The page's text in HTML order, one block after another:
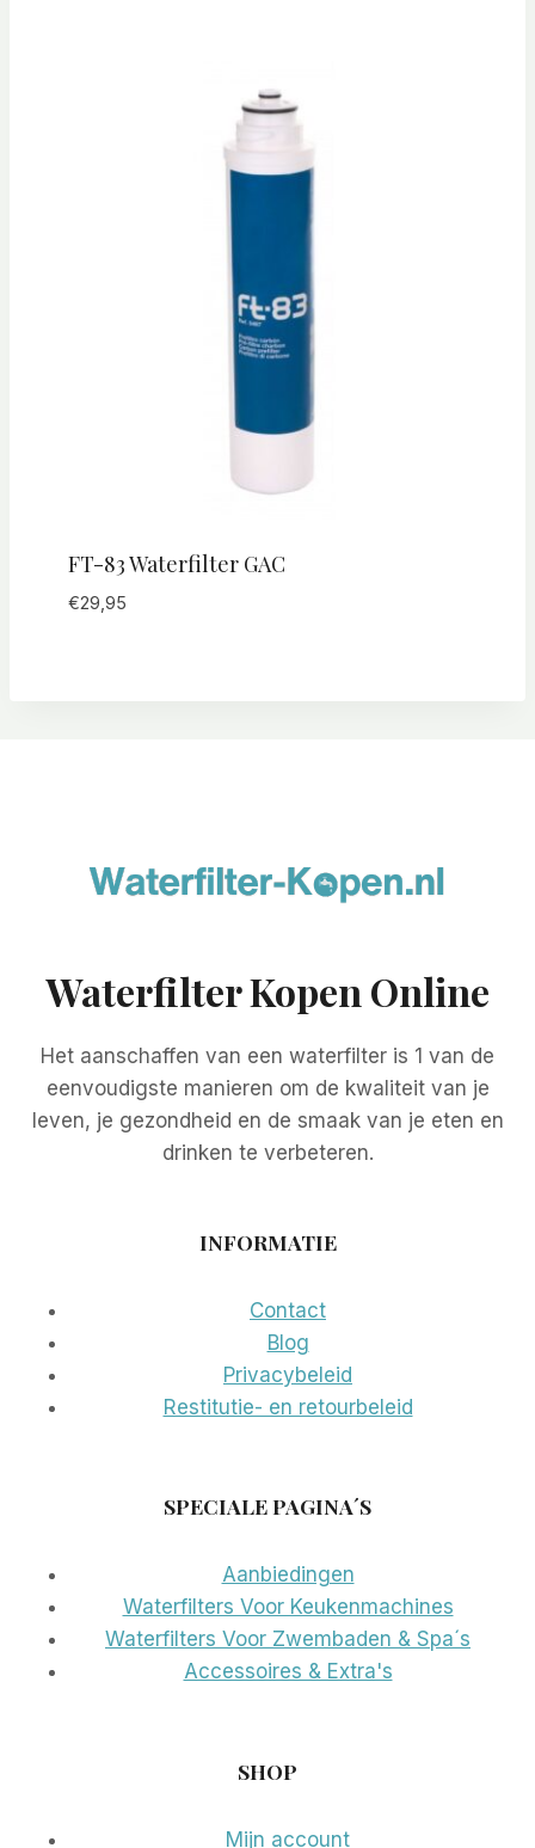
FT-83 Waterfilter GAC
€29,95
Waterfilter Kopen Online
Het aanschaffen van een waterfilter is 1 van de
eenvoudigste manieren om de kwaliteit van je
leven, je gezondheid en de smaak van je eten en
drinken te verbeteren.
INFORMATIE
Contact
Blog
Privacybeleid
Restitutie- en retourbeleid
SPECIALE PAGINA´S
Aanbiedingen
Waterfilters Voor Keukenmachines
Waterfilters Voor Zwembaden & Spa´s
Accessoires & Extra's
SHOP
Mijn account